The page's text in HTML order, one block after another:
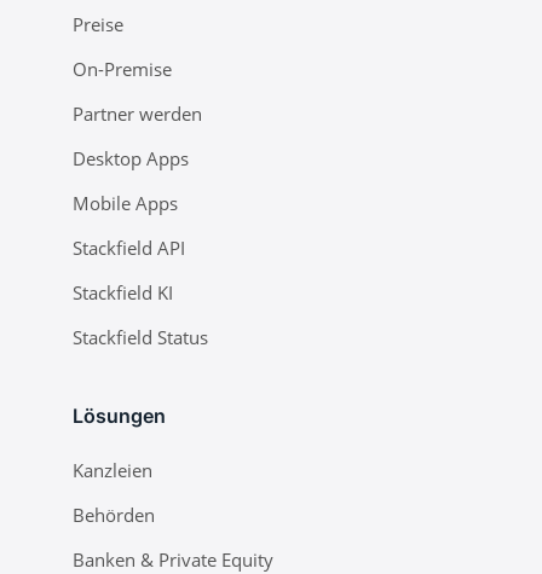
Preise
On-Premise
Partner werden
Desktop Apps
Mobile Apps
Stackfield API
Stackfield KI
Stackfield Status
Lösungen
Kanzleien
Behörden
Banken & Private Equity